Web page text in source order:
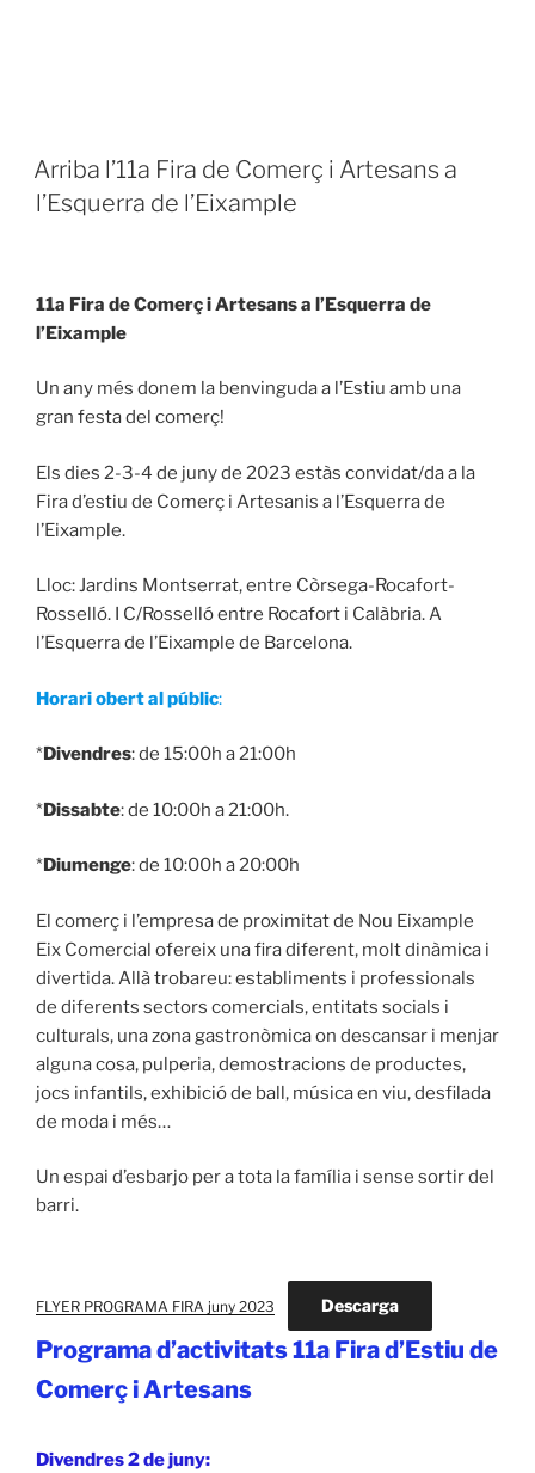
PUBLICADO
EL
Arriba l’11a Fira de Comerç i Artesans a
l’Esquerra de l’Eixample
11a Fira de Comerç i Artesans a l’Esquerra de
l’Eixample
Un any més donem la benvinguda a l’Estiu amb una
gran festa del comerç!
Els dies 2-3-4 de juny de 2023 estàs convidat/da a la
Fira d’estiu de Comerç i Artesanis a l’Esquerra de
l’Eixample.
Lloc: Jardins Montserrat, entre Còrsega-Rocafort-
Rosselló. I C/Rosselló entre Rocafort i Calàbria. A
l’Esquerra de l’Eixample de Barcelona.
Horari obert al públic:
*Divendres: de 15:00h a 21:00h
*Dissabte: de 10:00h a 21:00h.
*Diumenge: de 10:00h a 20:00h
El comerç i l’empresa de proximitat de Nou Eixample
Eix Comercial ofereix una fira diferent, molt dinàmica i
divertida. Allà trobareu: establiments i professionals
de diferents sectors comercials, entitats socials i
culturals, una zona gastronòmica on descansar i menjar
alguna cosa, pulperia, demostracions de productes,
jocs infantils, exhibició de ball, música en viu, desfilada
de moda i més…
Un espai d’esbarjo per a tota la família i sense sortir del
barri.
FLYER PROGRAMA FIRA juny 2023 Descarga
Programa d’activitats 11a Fira d’Estiu de
Comerç i Artesans
Divendres 2 de juny: